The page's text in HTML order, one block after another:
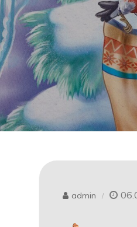
admin